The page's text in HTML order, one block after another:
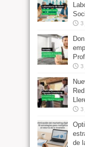
3
3
3
de